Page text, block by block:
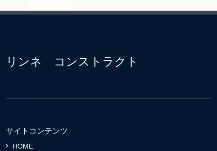
リンネ コンストラクト
サイトコンテンツ
HOME